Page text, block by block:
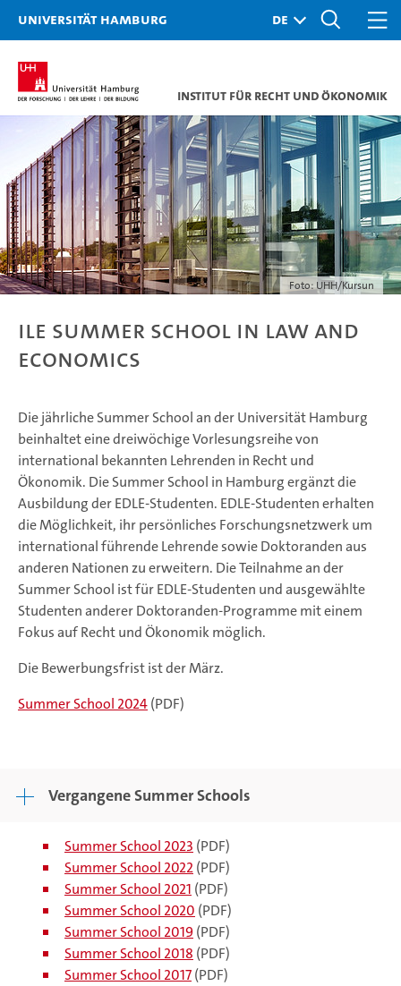
Universität Hamburg
Institut für Recht und Ökonomik
Foto: UHH/Kursun
ILE Summer School in Law and
Economics
Die jährliche Summer School an der Universität Hamburg
beinhaltet eine dreiwöchige Vorlesungsreihe von
international bekannten Lehrenden in Recht und
Ökonomik. Die Summer School in Hamburg ergänzt die
Ausbildung der EDLE-Studenten. EDLE-Studenten erhalten
die Möglichkeit, ihr persönliches Forschungsnetzwerk um
international führende Lehrende sowie Doktoranden aus
anderen Nationen zu erweitern. Die Teilnahme an der
Summer School ist für EDLE-Studenten und ausgewählte
Studenten anderer Doktoranden-Programme mit einem
Fokus auf Recht und Ökonomik möglich.
Die Bewerbungsfrist ist der März.
Summer School 2024(PDF)
Vergangene Summer Schools
Summer School 2023 (PDF)
Summer School 2022(PDF)
Summer School 2021 (PDF)
Summer School 2020 (PDF)
Summer School 2019(PDF)
Summer School 2018 (PDF)
Summer School 2017(PDF)